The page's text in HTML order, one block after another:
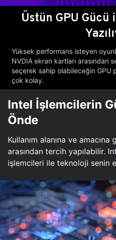
Üstün GPU Gücü
Yüksek performans isteyen
NVDIA ekran kartları arasından
seçerek sahip olabileceğin GPU
çok kolay.
Intel İşlemcilerin
Önde
Kullanım alanına ve
arasından tercih yapılabilir.
işlemcileri ile teknoloji senin